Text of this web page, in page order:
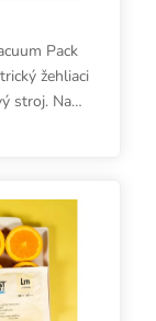
Pack
žehliaci
stroj. Na
vákuovo
vlhkosťou